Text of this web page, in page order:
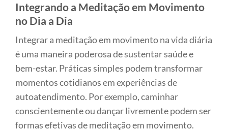
Integrando a Meditação em Movimento
no Dia a Dia
Integrar a meditação em movimento na vida diária
é uma maneira poderosa de sustentar saúde e
bem-estar. Práticas simples podem transformar
momentos cotidianos em experiências de
autoatendimento. Por exemplo, caminhar
conscientemente ou dançar livremente podem ser
formas efetivas de meditação em movimento.